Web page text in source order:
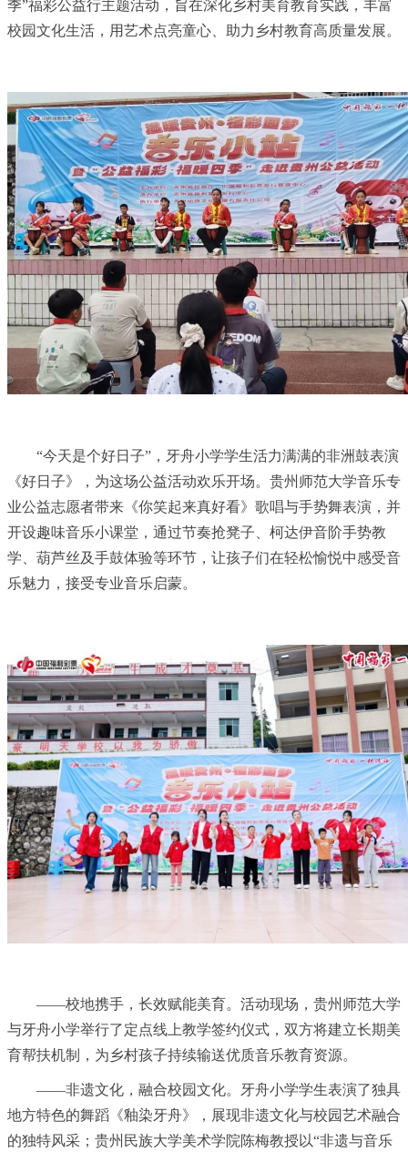
季”福彩公益行主题活动，旨在深化乡村美育教育实践，丰富
校园文化生活，用艺术点亮童心、助力乡村教育高质量发展。
“今天是个好日子”，牙舟小学学生活力满满的非洲鼓表演
《好日子》，为这场公益活动欢乐开场。贵州师范大学音乐专
业公益志愿者带来《你笑起来真好看》歌唱与手势舞表演，并
开设趣味音乐小课堂，通过节奏抢凳子、柯达伊音阶手势教
学、葫芦丝及手鼓体验等环节，让孩子们在轻松愉悦中感受音
乐魅力，接受专业音乐启蒙。
——校地携手，长效赋能美育。活动现场，贵州师范大学
与牙舟小学举行了定点线上教学签约仪式，双方将建立长期美
育帮扶机制，为乡村孩子持续输送优质音乐教育资源。
——非遗文化，融合校园文化。牙舟小学学生表演了独具
地方特色的舞蹈《釉染牙舟》，展现非遗文化与校园艺术融合
的独特风采；贵州民族大学美术学院陈梅教授以“非遗与音乐